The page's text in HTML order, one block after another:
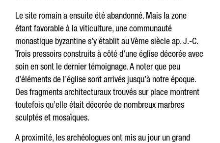
Le site romain a ensuite été abandonné. Mais la zone
étant favorable à la viticulture, une communauté
monastique byzantine s’y établit au Vème siècle ap. J.-C.
Trois pressoirs construits à côté d’une église décorée avec
soin en sont le dernier témoignage. A noter que peu
d’éléments de l’église sont arrivés jusqu’à notre époque.
Des fragments architecturaux trouvés sur place montrent
toutefois qu’elle était décorée de nombreux marbres
sculptés et mosaïques.
A proximité, les archéologues ont mis au jour un grand